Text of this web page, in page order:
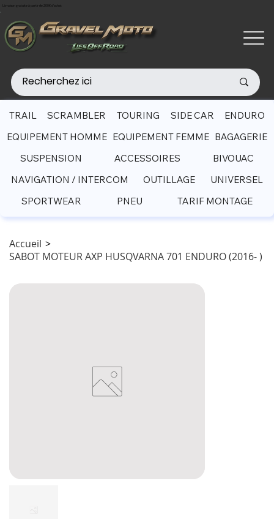
Livraison gratuite à partir de 200€ d'achat
Accueil >
SABOT MOTEUR AXP HUSQVARNA 701 ENDURO (2016- )
TRAIL SCRAMBLER TOURING SIDE CAR
ENDURO
EQUIPEMENT HOMME EQUIPEMENT FEMME BAGAGERIE
SUSPENSION
ACCESSOIRES
BIVOUAC
NAVIGATION / INTERCOM
OUTILLAGE
UNIVERSEL
SPORTWEAR
PNEU TARIF MONTAGE